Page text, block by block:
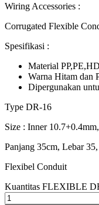
Wiring Accessories :
Corrugated Flexible
Spesifikasi :
Material
Warna Hitam dan
Dipergunakan
Type DR-16
Size : Inner
Panjang 35cm, Lebar
Flexibel Conduit
Kuantitas FLEXIBLE